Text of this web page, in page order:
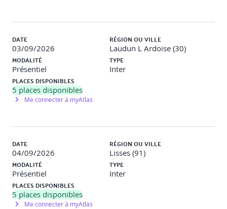
DATE
03/09/2026
RÉGION OU VILLE
Laudun L Ardoise (30)
MODALITÉ
Présentiel
TYPE
Inter
PLACES DISPONIBLES
5 places disponibles
Me connecter à myAtlas
DATE
04/09/2026
RÉGION OU VILLE
Lisses (91)
MODALITÉ
Présentiel
TYPE
Inter
PLACES DISPONIBLES
5 places disponibles
Me connecter à myAtlas